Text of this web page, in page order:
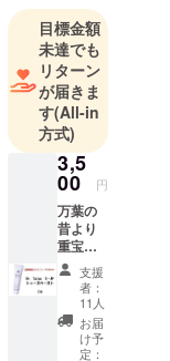
院 研修医
（1989年5月
まで）
1989年6月
兵庫県立淡
路病院内
科 研修医
（1990年3月
まで）
1990年4月
兵庫県立淡
路病院内
（1991年3月
目標金額
未達でも
リターン
が届きま
す(All-in
方式)
3,5
00 円
万葉の
昔より
重宝さ
れてき
た紫根
の主成
分シコ
ニンと
細菌・
支援
者：
11人
お届
け予
定：